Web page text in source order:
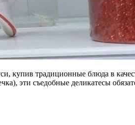
купив традиционные блюда в
эти съедобные деликатесы